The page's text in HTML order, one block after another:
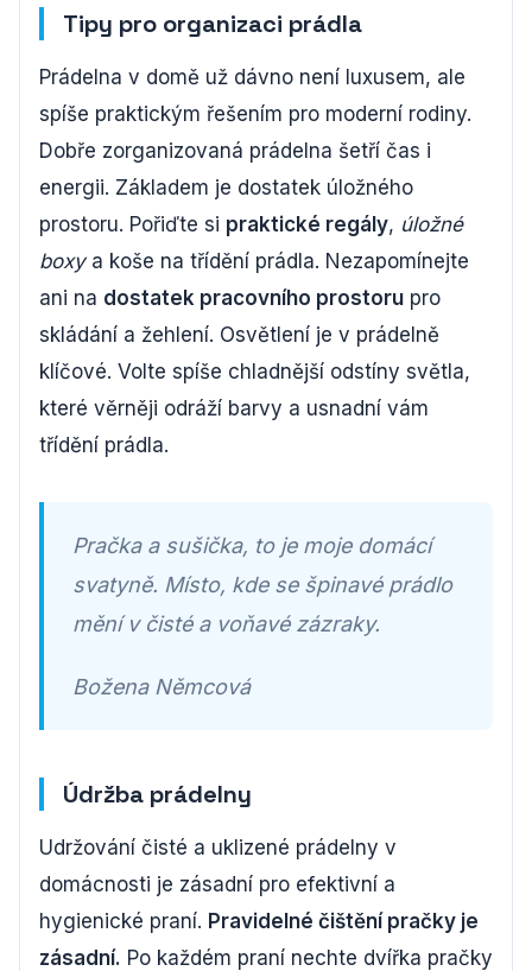
Tipy pro organizaci prádla
Prádelna v domě už dávno není luxusem, ale
spíše praktickým řešením pro moderní rodiny.
Dobře zorganizovaná prádelna šetří čas i
energii. Základem je dostatek úložného
prostoru. Pořiďte si praktické regály, úložné
boxya koše na třídění prádla. Nezapomínejte
ani na dostatek pracovního prostoru pro
skládání a žehlení. Osvětlení je v prádelně
klíčové. Volte spíše chladnější odstíny světla,
které věrněji odráží barvy a usnadní vám
třídění prádla.
Pračka a sušička, to je moje domácí
svatyně. Místo, kde se špinavé prádlo
mění v čisté a voňavé zázraky.
Božena Němcová
Údržba prádelny
Udržování čisté a uklizené prádelny v
domácnosti je zásadní pro efektivní a
hygienické praní. Pravidelné čištění pračky je
zásadní. Po každém praní nechte dvířka pračky